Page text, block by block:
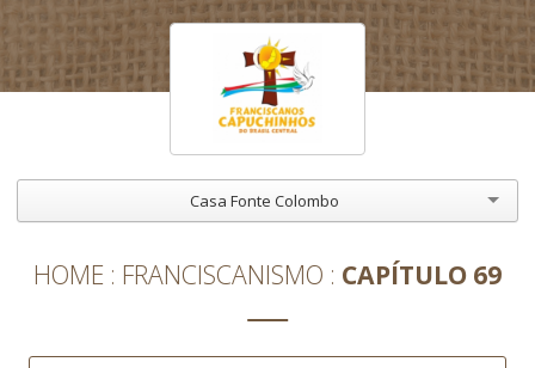
Casa Fonte Colombo
HOME FRANCISCANISMO CAPÍTULO 69